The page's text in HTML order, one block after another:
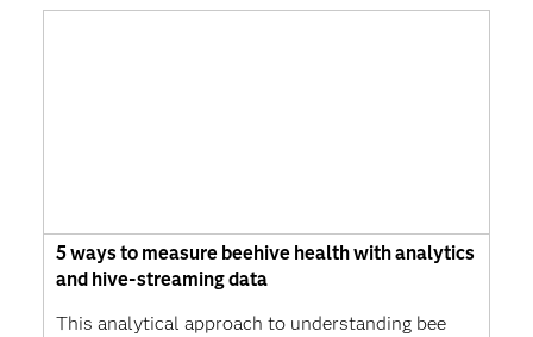
5 ways to measure beehive health with analytics
and hive-streaming data
This analytical approach to understanding bee